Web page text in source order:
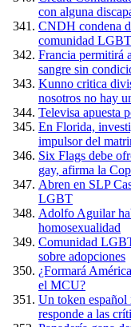
con alguna
CNDH condena
comunidad LGBT
Francia permitirá
sangre sin
Kunno critica
nosotros no hay
Televisa apuesta
En Florida,
impulsor del
Six Flags debe
gay, afirma la
Abren en SLP
LGBT
Adolfo Aguilar
homosexualidad
Comunidad
sobre adopciones
¿Formará
el MCU?
Un token
responde a las